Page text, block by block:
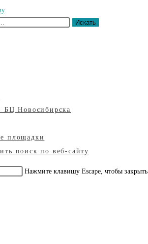
Искать
БЦ Новосибирска
площадки
поиск по веб-сайту
Нажмите клавишу Escape, чтобы